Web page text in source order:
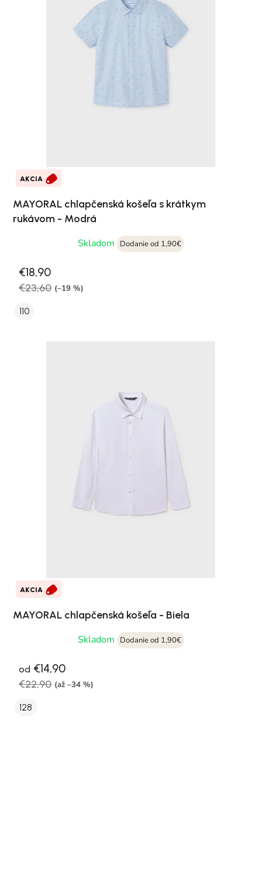
AKCIA
MAYORAL chlapčenská košeľa s krátkym
rukávom - Modrá
Skladom
Dodanie od 1,90€
€18,90
€23,60 (–19 %)
110
AKCIA
MAYORAL chlapčenská košeľa - Biela
Skladom
Dodanie od 1,90€
od €14,90
€22,90 (až –34 %)
128